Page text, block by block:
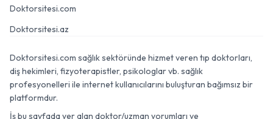
Doktorsitesi.com
Doktorsitesi.az
Doktorsitesi.com sağlık sektöründe hizmet veren tıp doktorları,
diş hekimleri, fizyoterapistler, psikologlar vb. sağlık
profesyonelleri ile internet kullanıcılarını buluşturan bağımsız bir
platformdur.
İş bu sayfada yer alan doktor/uzman yorumları ve